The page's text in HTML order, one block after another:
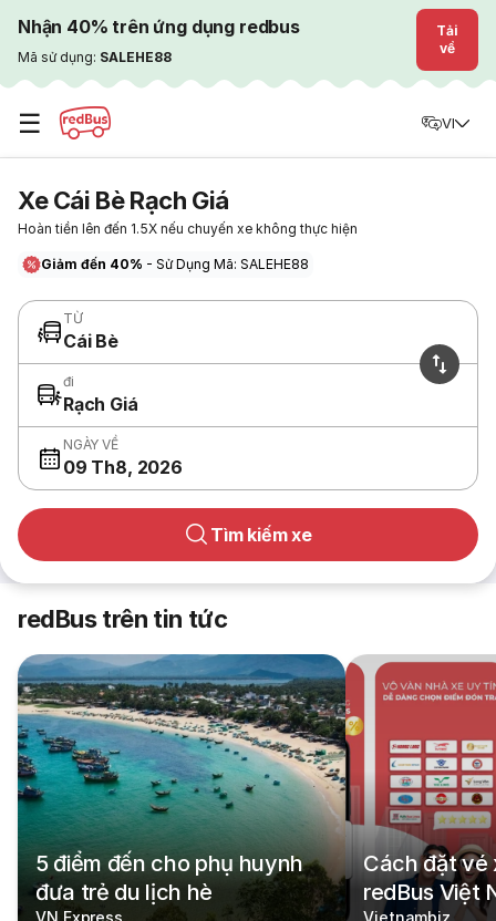
Nhận 40% trên ứng dụng redbus
Mã sử dụng: SALEHE88
Tải
về
☰ VI
Xe Cái Bè Rạch Giá
Hoàn tiền lên đến 1.5X nếu chuyến xe không thực hiện
Giảm đến 40% - Sử Dụng Mã: SALEHE88
TỪ
Cái Bè
đi
Rạch Giá
NGÀY VỀ
09 Th8, 2026
Tìm kiếm xe
redBus trên tin tức
5 điểm đến cho phụ huynh
đưa trẻ du lịch hè
VN Express
Cách đặt vé
redBus Việt
Vietnambiz